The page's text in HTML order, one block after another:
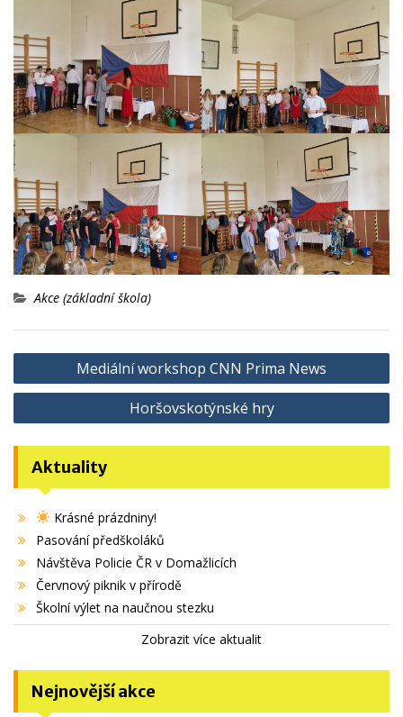
Akce (základní škola)
Navigace
pro
Mediální workshop CNN Prima News
Horšovskotýnské hry
Aktuality
Krásné prázdniny!
Pasování předškoláků
Návštěva Policie ČR v Domažlicích
Červnový piknik v přírodě
Školní výlet na naučnou stezku
Zobrazit více aktualit
Nejnovější akce